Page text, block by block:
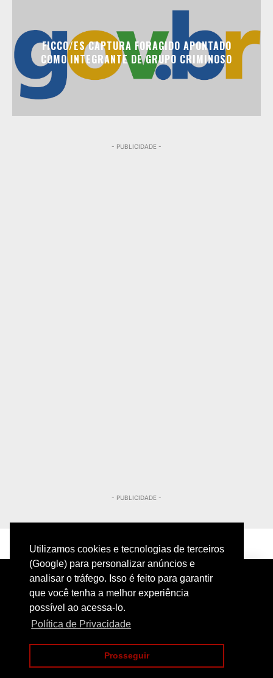
Utilizamos cookies e tecnologias de terceiros
(Google) para personalizar anúncios e
analisar o tráfego. Isso é feito para garantir
que você tenha a melhor experiência
possível ao acessa-lo.
Política de Privacidade
Prosseguir
FICCO/ES CAPTURA FORAGIDO APONTADO
COMO INTEGRANTE DE GRUPO CRIMINOSO
- PUBLICIDADE -
- PUBLICIDADE -
PRIVACIDADE CONTATO
COPYRIGHT@2024 | POLICIAMENTO INTELIGENTE